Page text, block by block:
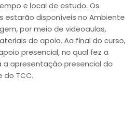
e local de estudo. Os
estarão disponíveis no Ambiente
por meio de videoaulas,
de apoio. Ao final do curso,
presencial, no qual fez a
a apresentação presencial do
do TCC.